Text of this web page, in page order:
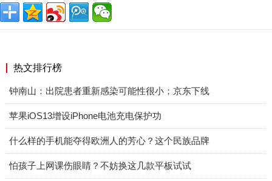
热文排行榜
钟南山：出院患者重新感染可能性很小；京东下线
苹果iOS13增设iPhone电池充电保护功
什么样的手机能夺得欧洲人的芳心？这个民族品牌
怕孩子上网课伤眼睛？不妨换这几款平板试试